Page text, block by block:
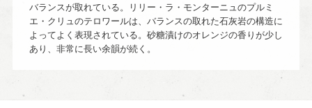
バランスが取れている。リリー・ラ・モンターニュのプルミ
エ・クリュのテロワールは、バランスの取れた石灰岩の構造に
よってよく表現されている。砂糖漬けのオレンジの香りが少し
あり、非常に長い余韻が続く。